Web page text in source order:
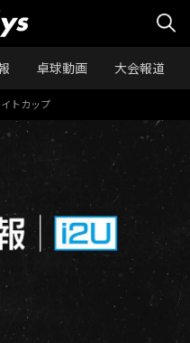
卓球動画 大会報道
トカップ